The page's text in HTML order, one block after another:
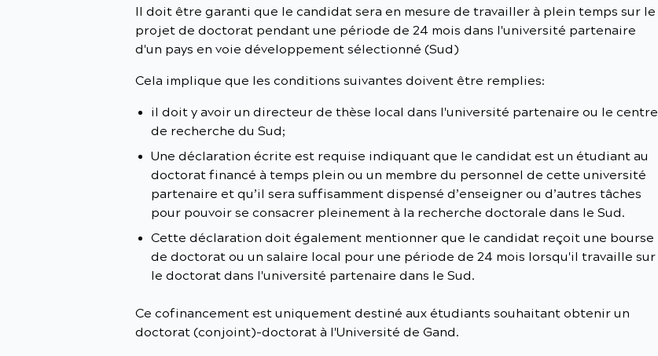
Il doit être garanti que le candidat sera en mesure de travailler à plein temps sur le
projet de doctorat pendant une période de 24 mois dans l'université partenaire
d'un pays en voie développement sélectionné (Sud)
Cela implique que les conditions suivantes doivent être remplies:
il doit y avoir un directeur de thèse local dans l'université partenaire ou le centre
de recherche du Sud;
Une déclaration écrite est requise indiquant que le candidat est un étudiant au
doctorat financé à temps plein ou un membre du personnel de cette université
partenaire et qu’il sera suffisamment dispensé d’enseigner ou d’autres tâches
pour pouvoir se consacrer pleinement à la recherche doctorale dans le Sud.
Cette déclaration doit également mentionner que le candidat reçoit une bourse
de doctorat ou un salaire local pour une période de 24 mois lorsqu'il travaille sur
le doctorat dans l'université partenaire dans le Sud.
Ce cofinancement est uniquement destiné aux étudiants souhaitant obtenir un
doctorat (conjoint)-doctorat à l'Université de Gand.